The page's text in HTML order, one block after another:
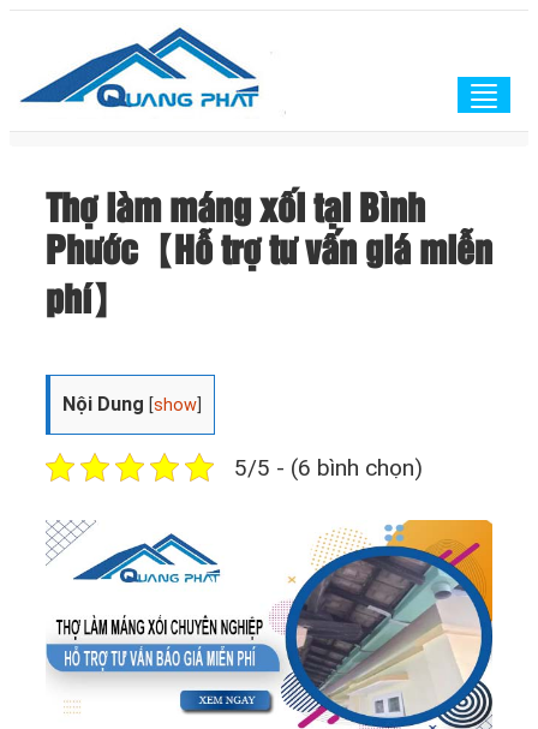
Thợ làm máng xối tại Bình
Phước【Hỗ trợ tư vấn giá miễn
phí】
Nội Dung [show
5/5 - (6 bình chọn)